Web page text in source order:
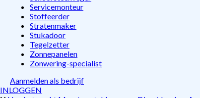
Servicemonteur
Stoffeerder
Stratenmaker
Stukadoor
Tegelzetter
Zonnepanelen
Zonwering-specialist
Aanmelden als bedrijf
INLOGGEN